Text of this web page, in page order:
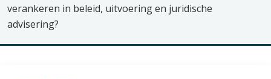
verankeren in beleid, uitvoering en juridische
advisering?